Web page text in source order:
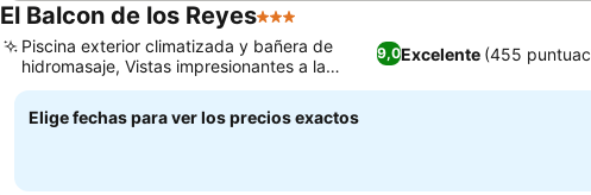
El Balcon de los Reyes3 Estrellas
9,0Excelente (455
Piscina exterior climatizada y bañera de
hidromasaje, Vistas impresionantes a la
laguna de Yahuarcocha
Elige fechas para ver los precios exactos